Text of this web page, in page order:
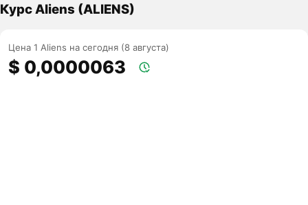
Курс Aliens (ALIENS)
Цена 1 Aliens на сегодня (8 августа)
$ 0,0000063